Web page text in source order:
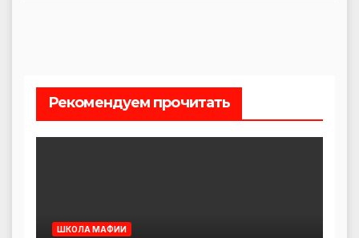
Рекомендуем прочитать
ШКОЛА МАФИИ